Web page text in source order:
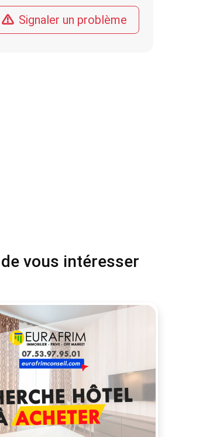
Signaler un problème
vous intéresser